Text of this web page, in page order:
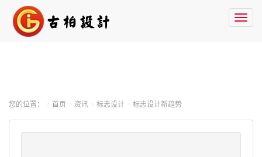
您的位置： 首页 资讯 标志设计 标志设计新趋势